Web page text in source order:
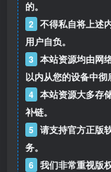
的。
2 不得私自将上述
用户自负。
3 本站资源均由网
以内从您的设备中彻
4 本站资源大多存
补链。
5 请支持官方正版
务。
6 我们非常重视版